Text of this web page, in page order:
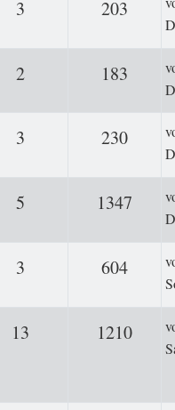
3 203
2Antworten 183
3 230
5 Antworten1347
3 604
13 Antworten1210